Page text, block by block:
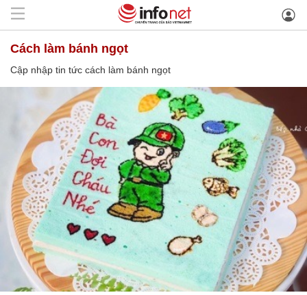
cách làm bánh ngọt
Cập nhập tin tức cách làm bánh ngọt